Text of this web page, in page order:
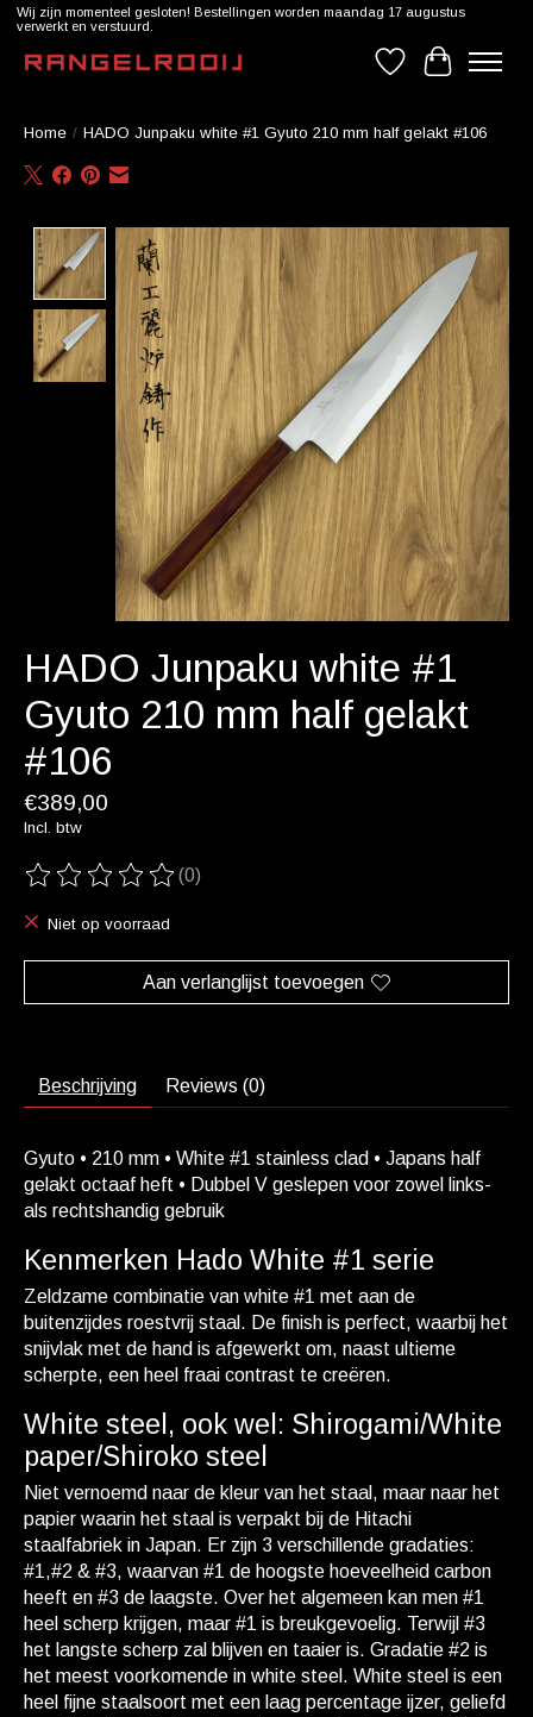
Wij zijn momenteel gesloten! Bestellingen worden maandag 17 augustus
verwerkt en verstuurd.
Verlanglijst
Home / HADO Junpaku white #1 Gyuto 210 mm half gelakt #106
Product image slideshow Items
HADO Junpaku white #1
Gyuto 210 mm half gelakt
#106
€389,00
Incl. btw
De beoordeling van dit product is
(0)
Niet op voorraad
Aan verlanglijst toevoegen
Beschrijving Reviews (0)
Gyuto • 210 mm • White #1 stainless clad • Japans half
gelakt octaaf heft • Dubbel V geslepen voor zowel links-
als rechtshandig gebruik
Kenmerken Hado White #1 serie
Zeldzame combinatie van white #1 met aan de
buitenzijdes roestvrij staal. De finish is perfect, waarbij het
snijvlak met de hand is afgewerkt om, naast ultieme
scherpte, een heel fraai contrast te creëren.
White steel, ook wel: Shirogami/White
paper/Shiroko steel
Niet vernoemd naar de kleur van het staal, maar naar het
papier waarin het staal is verpakt bij de Hitachi
staalfabriek in Japan. Er zijn 3 verschillende gradaties:
#1,#2 & #3, waarvan #1 de hoogste hoeveelheid carbon
heeft en #3 de laagste. Over het algemeen kan men #1
heel scherp krijgen, maar #1 is breukgevoelig. Terwijl #3
het langste scherp zal blijven en taaier is. Gradatie #2 is
het meest voorkomende in white steel. White steel is een
heel fijne staalsoort met een laag percentage ijzer, geliefd